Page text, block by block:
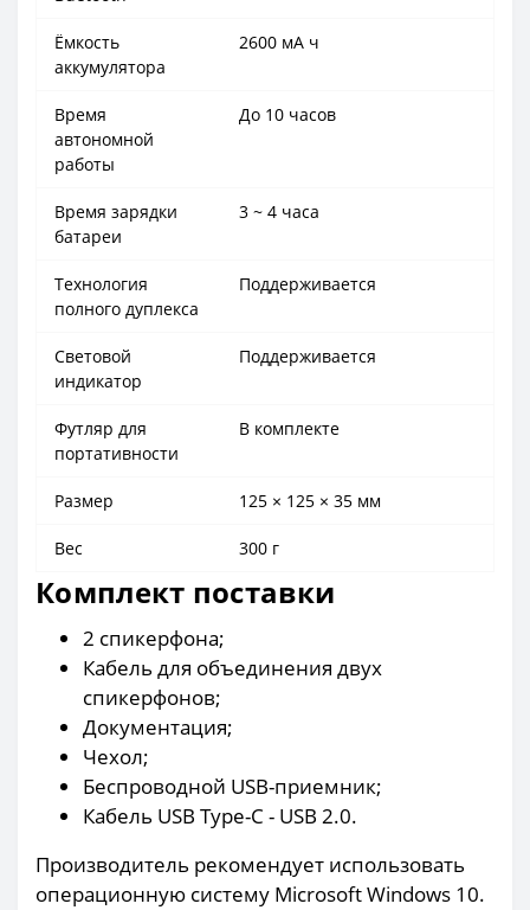
Ёмкость
аккумулятора
2600 мА ч
Время
автономной
работы
До 10 часов
Время зарядки
батареи
3 ~ 4 часа
Технология
полного дуплекса
Поддерживается
Световой
индикатор
Поддерживается
Футляр для
портативности
В комплекте
Размер 125 × 125 × 35 мм
Вес 300 г
Комплект поставки
2 cпикерфона;
Кабель для объединения двух
спикерфонов;
Документация;
Чехол;
Беспроводной USB-приемник;
Кабель USB Type-C - USB 2.0.
Производитель рекомендует использовать
операционную систему Microsoft Windows 10.